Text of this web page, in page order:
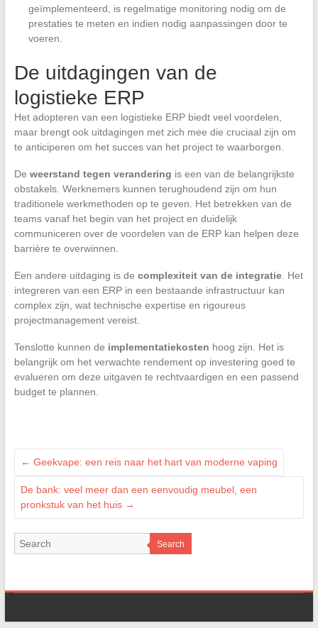
geïmplementeerd, is regelmatige monitoring nodig om de
prestaties te meten en indien nodig aanpassingen door te
voeren.
De uitdagingen van de
logistieke ERP
Het adopteren van een logistieke ERP biedt veel voordelen,
maar brengt ook uitdagingen met zich mee die cruciaal zijn om
te anticiperen om het succes van het project te waarborgen.
De weerstand tegen verandering is een van de belangrijkste
obstakels. Werknemers kunnen terughoudend zijn om hun
traditionele werkmethoden op te geven. Het betrekken van de
teams vanaf het begin van het project en duidelijk
communiceren over de voordelen van de ERP kan helpen deze
barrière te overwinnen.
Een andere uitdaging is de complexiteit van de integratie. Het
integreren van een ERP in een bestaande infrastructuur kan
complex zijn, wat technische expertise en rigoureus
projectmanagement vereist.
Tenslotte kunnen de implementatiekosten hoog zijn. Het is
belangrijk om het verwachte rendement op investering goed te
evalueren om deze uitgaven te rechtvaardigen en een passend
budget te plannen.
← Geekvape: een reis naar het hart van moderne vaping
De bank: veel meer dan een eenvoudig meubel, een
pronkstuk van het huis →
Search